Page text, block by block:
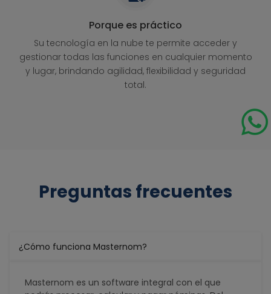
Porque es práctico
Su tecnología en la nube te permite acceder y
gestionar todas las funciones en cualquier momento
y lugar, brindando agilidad, flexibilidad y seguridad
total.
Preguntas frecuentes
¿Cómo funciona Masternom?
Masternom es un software integral con el que